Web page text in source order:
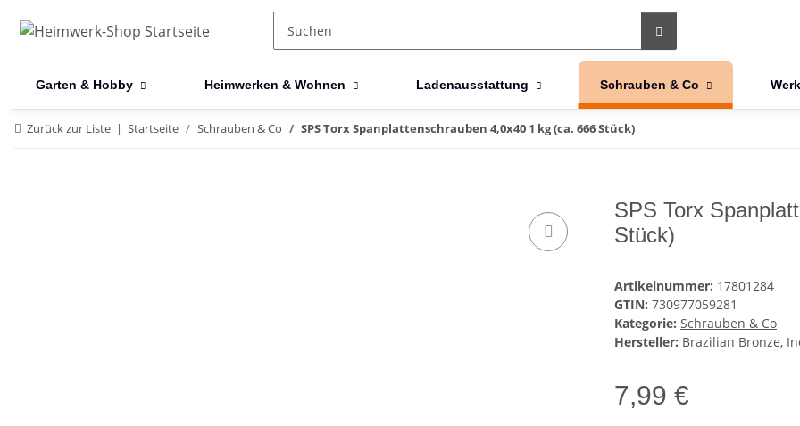
Garten & Hobby Heimwerken & Wohnen Ladenausstattung Schrauben & Co
Zurück zur Liste Startseite Schrauben & Co SPS Torx Spanplattenschrauben 4,0x40 1 kg (ca. 666 Stück)
SPS Torx
Stück)
Artikelnummer: 17801284
GTIN: 730977059281
Kategorie: Schrauben & Co
Hersteller: Brazilian Bronze,
7,99 €